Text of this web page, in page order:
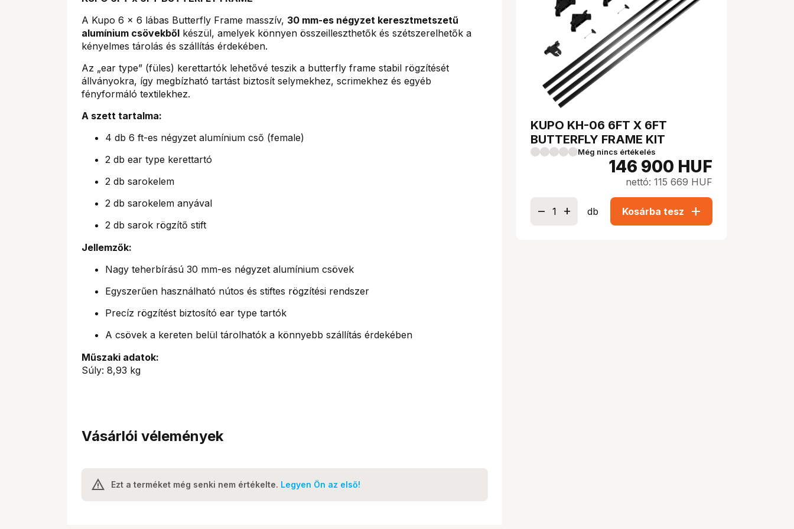
A Kupo 6 x 6 lábas Butterfly Frame masszív, 30 mm-es négyzet keresztmetszetű
alumínium csövekből készül, amelyek könnyen összeilleszthetők és szétszerelhetők a
kényelmes tárolás és szállítás érdekében.
Az „ear type” (füles) kerettartók lehetővé teszik a butterfly frame stabil rögzítését
állványokra, így megbízható tartást biztosít selymekhez, scrimekhez és egyéb
fényformáló textilekhez.
A szett tartalma:
4 db 6 ft-es négyzet alumínium cső (female)
2 db ear type kerettartó
2 db sarokelem
2 db sarokelem anyával
2 db sarok rögzítő stift
Jellemzők:
Nagy teherbírású 30 mm-es négyzet alumínium csövek
Egyszerűen használható nútos és stiftes rögzítési rendszer
Precíz rögzítést biztosító ear type tartók
A csövek a kereten belül tárolhatók a könnyebb szállítás érdekében
Műszaki adatok:
Súly: 8,93 kg
Vásárlói vélemények
Ezt a terméket még senki nem értékelte. Legyen Ön az első!
KUPO KH-06 6FT X 6FT
BUTTERFLY FRAME KIT
Még nincs értékelés
146 900 HUF
nettó: 115 669 HUF
db Kosárba tesz add